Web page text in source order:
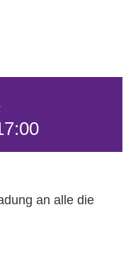
an alle die